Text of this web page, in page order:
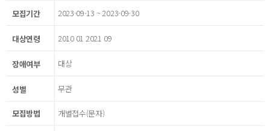
모집기간 2023-09-13 ~ 2023-09-30
대상연령 2010 01 2021 09
장애여부 대상
성별 무관
모집방법 개별접수(문자)